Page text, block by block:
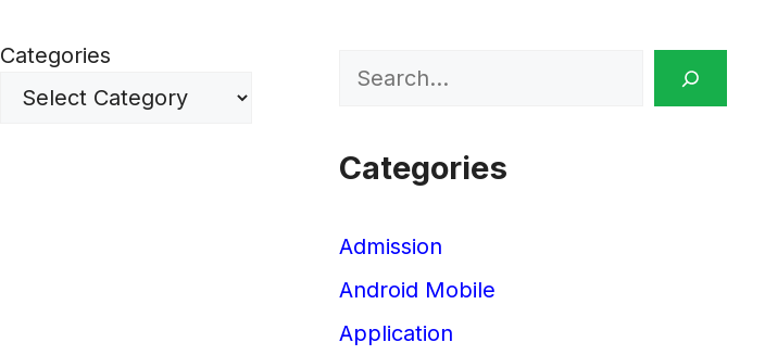
Categories Search
Categories
Admission
Android Mobile
Application